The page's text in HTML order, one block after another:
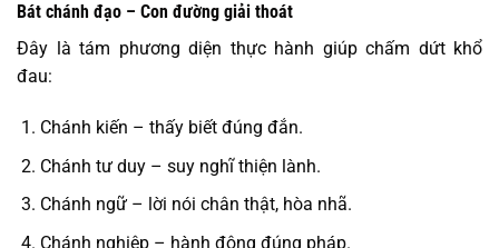
Bát chánh đạo – Con đường giải thoát
Đây là tám phương diện thực hành giúp chấm dứt khổ
đau:
Chánh kiến – thấy biết đúng đắn.
Chánh tư duy – suy nghĩ thiện lành.
Chánh ngữ – lời nói chân thật, hòa nhã.
Chánh nghiệp – hành động đúng pháp.